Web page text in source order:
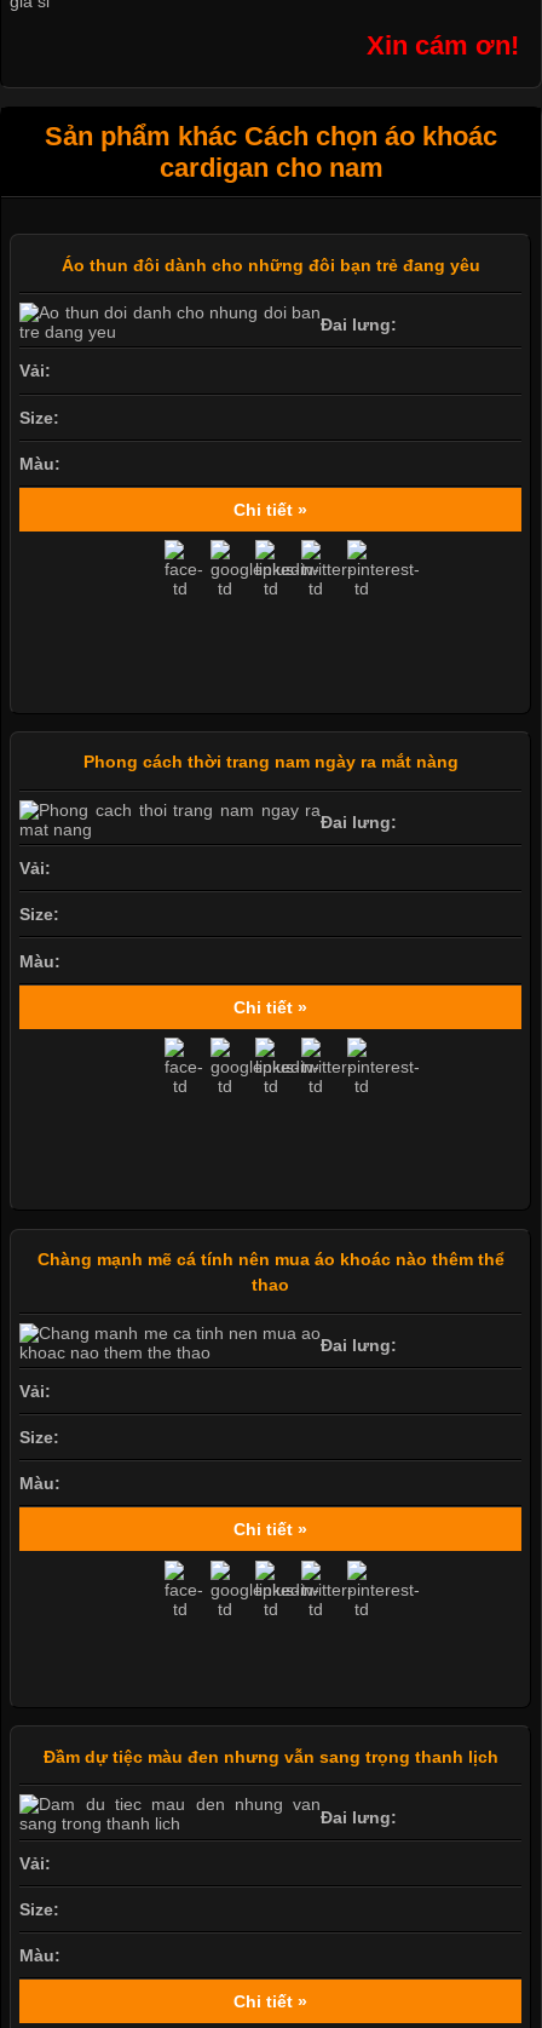
Xin cám ơn!
Sản phẩm khác Cách chọn áo khoác
cardigan cho nam
Áo thun đôi dành cho những đôi bạn trẻ đang yêu
Đai lưng:
Vải:
Size:
Màu:
Chi tiết »
Phong cách thời trang nam ngày ra mắt nàng
Đai lưng:
Vải:
Size:
Màu:
Chi tiết »
Chàng mạnh mẽ cá tính nên mua áo khoác nào thêm thể
thao
Đai lưng:
Vải:
Size:
Màu:
Chi tiết »
Đầm dự tiệc màu đen nhưng vẫn sang trọng thanh lịch
Đai lưng:
Vải:
Size:
Màu:
Chi tiết »